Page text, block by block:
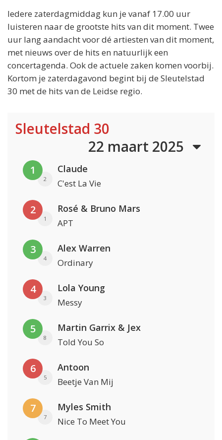
Iedere zaterdagmiddag kun je vanaf 17.00 uur
luisteren naar de grootste hits van dit moment. Twee
uur lang aandacht voor dé artiesten van dit moment,
met nieuws over de hits en natuurlijk een
concertagenda. Ook de actuele zaken komen voorbij.
Kortom je zaterdagavond begint bij de Sleutelstad
30 met de hits van de Leidse regio.
Sleutelstad 30
22 maart 2025
1
2
Claude
C'est La Vie
2
1
Rosé & Bruno Mars
APT
3
4
Alex Warren
Ordinary
4
3
Lola Young
Messy
5
8
Martin Garrix & Jex
Told You So
6
5
Antoon
Beetje Van Mij
7
7
Myles Smith
Nice To Meet You